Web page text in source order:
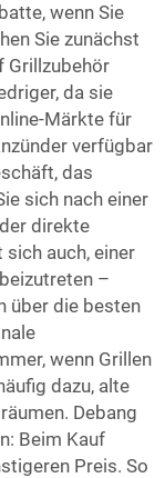
wenn Sie
Sie zunächst
Grillzubehör
da sie
Märkte für
verfügbar
das
sich nach einer
direkte
sich auch, einer
–
über die besten
wenn Grillen
dazu, alte
Debang
Beim Kauf
Preis. So